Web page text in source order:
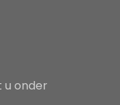
onder